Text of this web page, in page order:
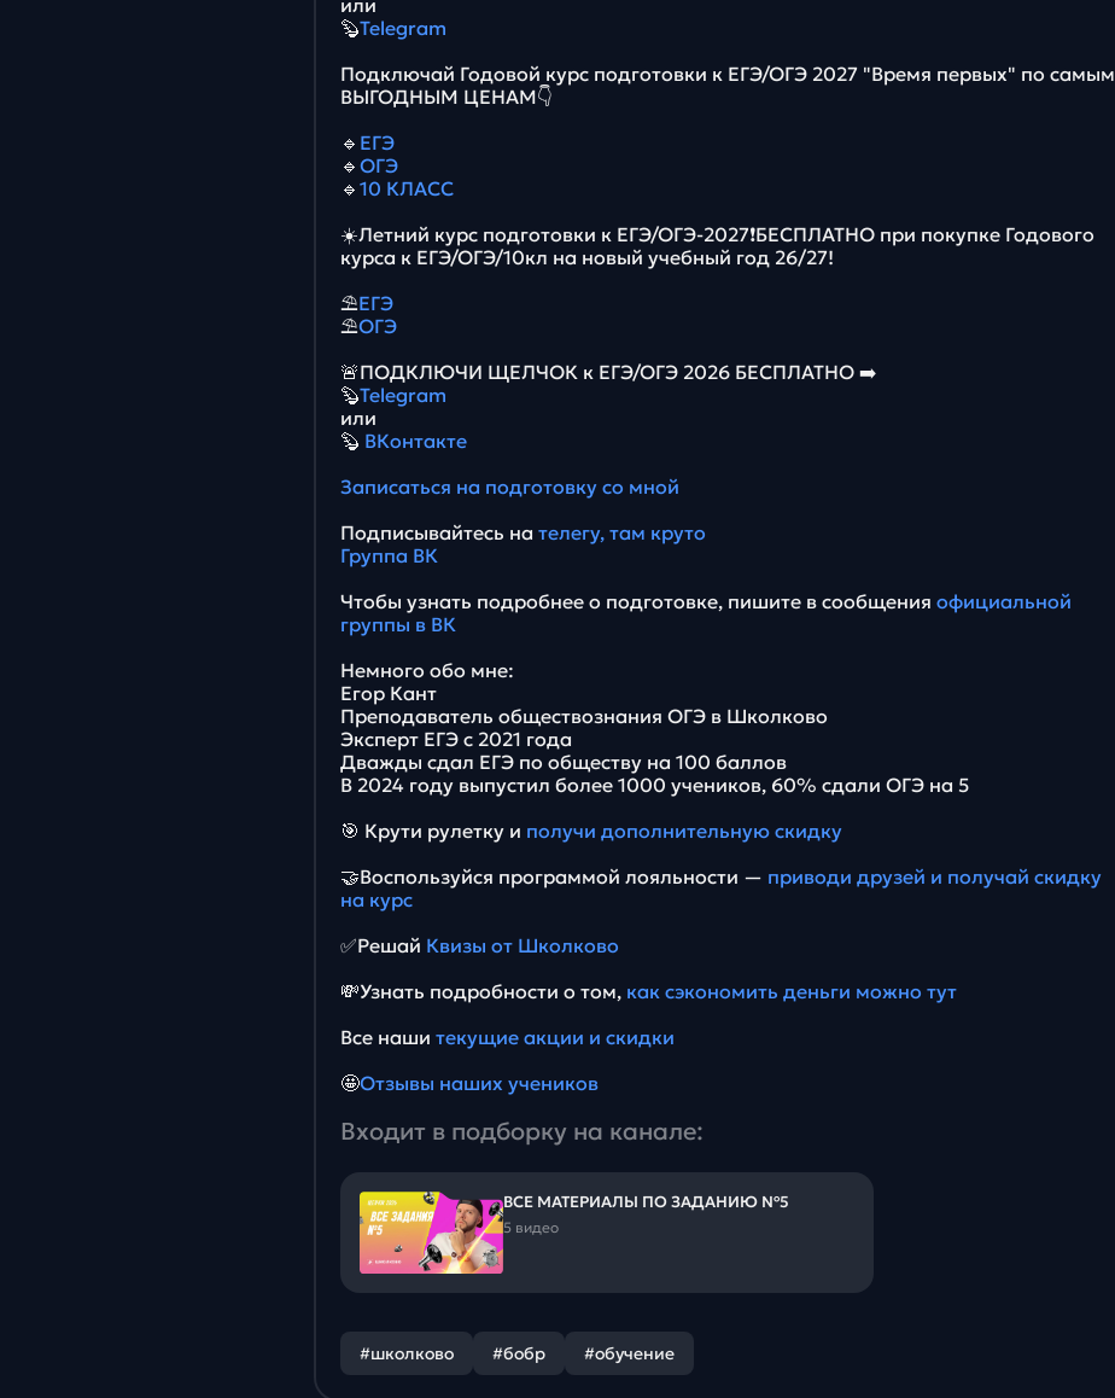
или
🦫Telegram
Подключай Годовой курс подготовки к ЕГЭ/ОГЭ 2027 "Время первых" по самым
ВЫГОДНЫМ ЦЕНАМ👇
🔹 ЕГЭ
🔹 ОГЭ
🔹 10 КЛАСС
☀️Летний курс подготовки к ЕГЭ/ОГЭ-2027❗️БЕСПЛАТНО при покупке Годового
курса к ЕГЭ/ОГЭ/10кл на новый учебный год 26/27!
⛱ЕГЭ
⛱ОГЭ
🚨ПОДКЛЮЧИ ЩЕЛЧОК к ЕГЭ/ОГЭ 2026 БЕСПЛАТНО ➡️
🦫Telegram
или
🦫 ВКонтакте
Записаться на подготовку со мной
Подписывайтесь на телегу, там круто
Группа ВК
Чтобы узнать подробнее о подготовке, пишите в сообщения официальной
группы в ВК
Немного обо мне:
Егор Кант
Преподаватель обществознания ОГЭ в Школково
Эксперт ЕГЭ с 2021 года
Дважды сдал ЕГЭ по обществу на 100 баллов
В 2024 году выпустил более 1000 учеников, 60% сдали ОГЭ на 5
🎯 Крути рулетку и получи дополнительную скидку
🤝Воспользуйся программой лояльности — приводи друзей и получай скидку
на курс
✅Решай Квизы от Школково
💸Узнать подробности о том, как сэкономить деньги можно тут
Все наши текущие акции и скидки
🤩Отзывы наших учеников
Входит в подборку на канале:
ВСЕ МАТЕРИАЛЫ ПО ЗАДАНИЮ №5
5 видео
#школково #бобр #обучение